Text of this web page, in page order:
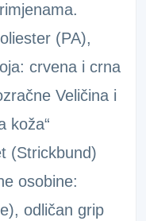
(PA),
crvena i crna
Veličina i
koža“
(Strickbund)
osobine:
odličan grip